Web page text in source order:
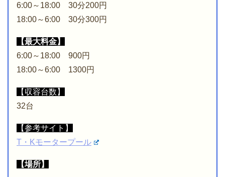
6:00～18:00 30分200円
18:00～6:00 30分300円
【最大料金】
6:00～18:00 900円
18:00～6:00 1300円
【収容台数】
32台
【参考サイト】
T・Kモータープール
【場所】